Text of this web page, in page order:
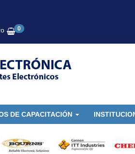
0
DE CAPACITACIÓN